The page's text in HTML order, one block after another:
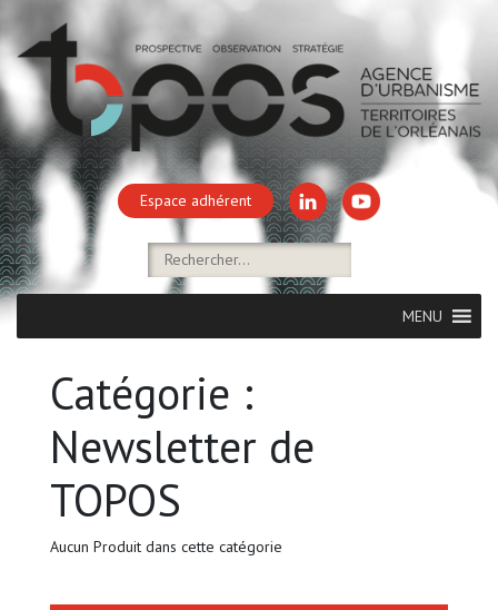
Espace adhérent
MENU
Catégorie :
Newsletter de
TOPOS
Aucun Produit dans cette catégorie